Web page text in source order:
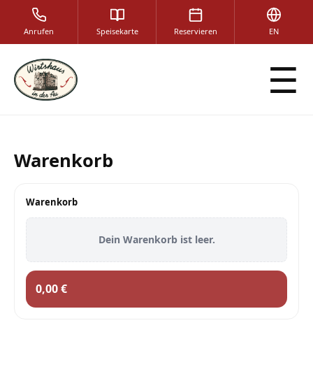
Anrufen Speisekarte Reservieren EN
☰
Warenkorb
Warenkorb
Dein Warenkorb ist leer.
0,00 €